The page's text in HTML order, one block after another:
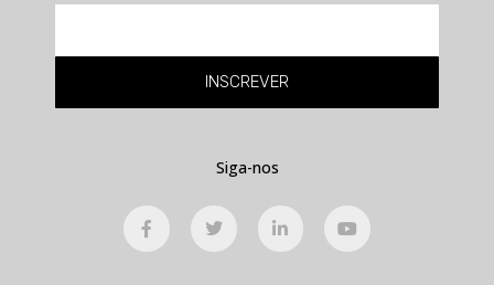
INSCREVER
Siga-nos
F
a
c
T
w
i
L
i
n
Y
o
u